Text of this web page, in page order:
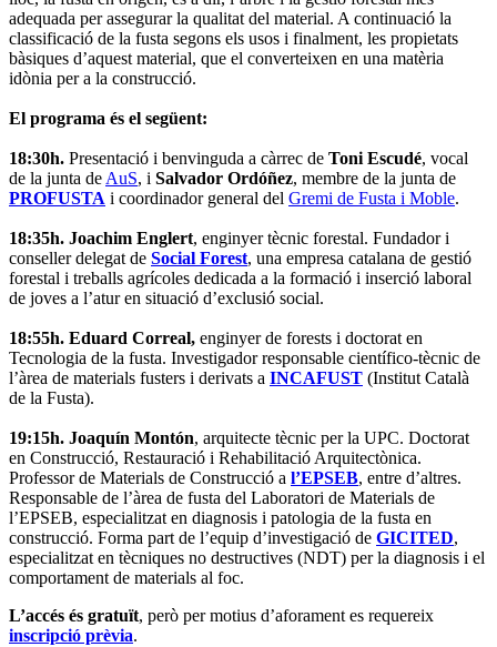
adequada per assegurar la qualitat del material. A continuació la
classificació de la fusta segons els usos i finalment, les propietats
bàsiques d’aquest material, que el converteixen en una matèria
idònia per a la construcció.
El programa és el següent:
18:30h. Presentació i benvinguda a càrrec de Toni Escudé, vocal
de la junta de AuS, i Salvador Ordóñez, membre de la junta de
PROFUSTA i coordinador general del Gremi de Fusta i Moble.
18:35h. Joachim Englert, enginyer tècnic forestal. Fundador i
conseller delegat de Social Forest, una empresa catalana de gestió
forestal i treballs agrícoles dedicada a la formació i inserció laboral
de joves a l’atur en situació d’exclusió social.
18:55h. Eduard Correal, enginyer de forests i doctorat en
Tecnologia de la fusta. Investigador responsable científico-tècnic de
l’àrea de materials fusters i derivats a INCAFUST (Institut Català
de la Fusta).
19:15h. Joaquín Montón, arquitecte tècnic per la UPC. Doctorat
en Construcció, Restauració i Rehabilitació Arquitectònica.
Professor de Materials de Construcció a l’EPSEB, entre d’altres.
Responsable de l’àrea de fusta del Laboratori de Materials de
l’EPSEB, especialitzat en diagnosis i patologia de la fusta en
construcció. Forma part de l’equip d’investigació de GICITED,
especialitzat en tècniques no destructives (NDT) per la diagnosis i el
comportament de materials al foc.
L’accés és gratuït, però per motius d’aforament es requereix
inscripció prèvia.